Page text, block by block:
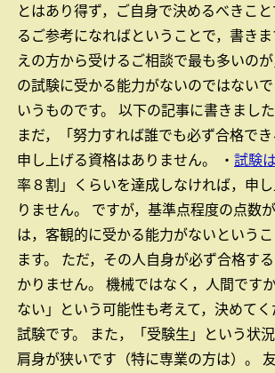
とはあり得ず，ご自身で決めるべきこ
るご参考になればということで，書きま
えの方から受けるご相談で最も多いの
の試験に受かる能力がないのではない
いうものです。
以下の記事に書きまし
まだ，「努力すれば誰でも必ず合格で
申し上げる資格はありません。
・ 試験
率８割」くらいを達成しなければ，申
りません。
ですが，基準点程度の点数
は，客観的に受かる能力がないという
ます。
ただ，その人自身が必ず合格す
かりません。
機械ではなく，人間ですか
ない」という可能性も考えて，決めてく
試験です。
また，「受験生」という状
肩身が狭いです（特に専業の方は）。